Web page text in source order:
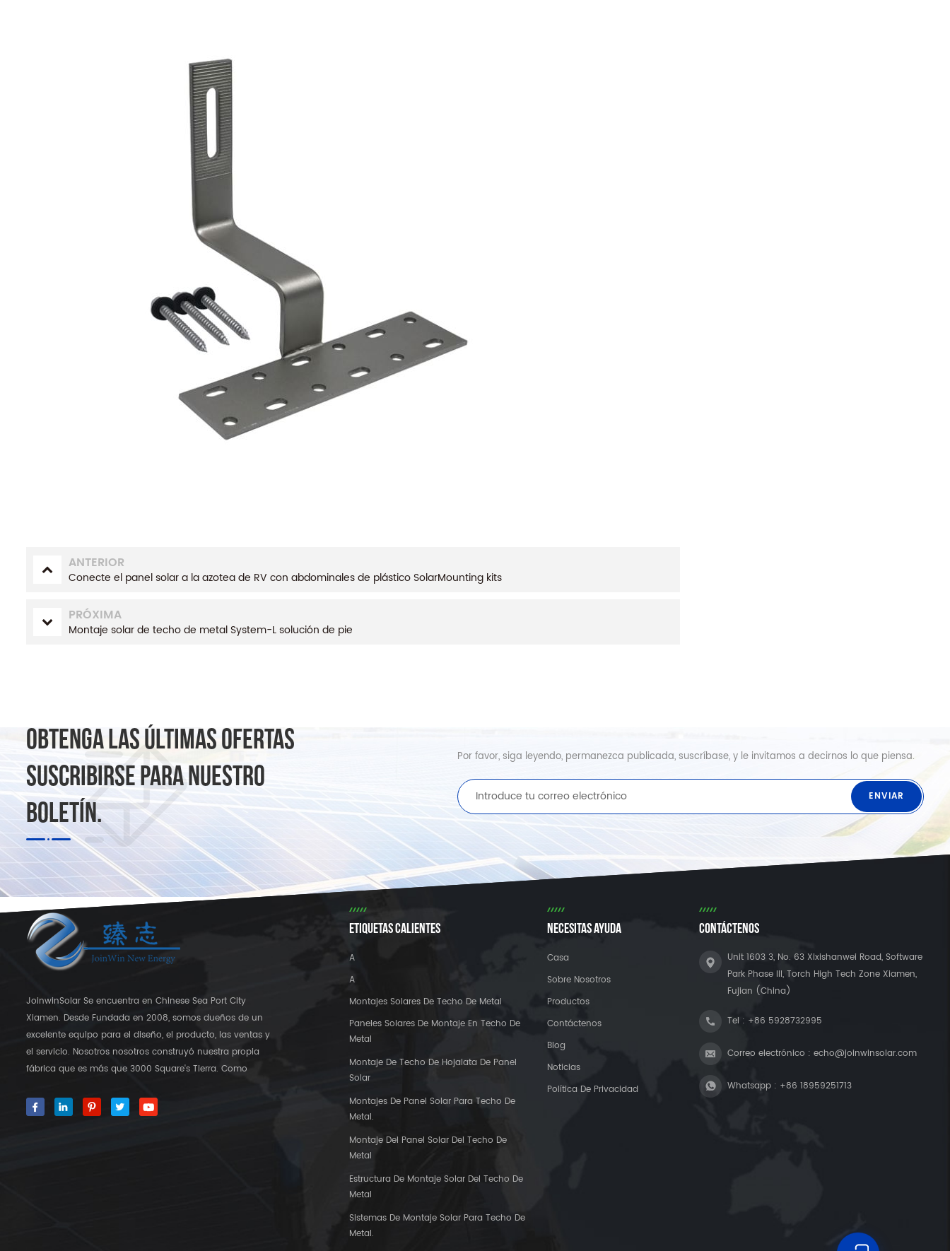
ANTERIOR
Conecte el panel solar a la azotea de RV con abdominales de plástico SolarMounting kits
PRÓXIMA
Montaje solar de techo de metal System-L solución de pie
OBTENGA LAS ÚLTIMAS OFERTAS
SUSCRIBIRSE PARA NUESTRO
BOLETÍN.
Por favor, siga leyendo, permanezca publicada, suscríbase, y le invitamos a decirnos lo que piensa.
JoinwinSolar Se encuentra en Chinese Sea Port City
Xiamen. Desde Fundada en 2008, somos dueños de un
excelente equipo para el diseño, el producto, las ventas y
el servicio. Nosotros nosotros construyó nuestra propia
fábrica que es más que 3000 Square's Tierra. Como
JoinwinSolar ha creado un valor agregado para los
clientes alrededor del mundo ◆ Nuestro producto
ETIQUETAS CALIENTES
A
A
Montajes Solares De Techo De Metal
Paneles Solares De Montaje En Techo De
Metal
Montaje De Techo De Hojalata De Panel
Solar
Montajes De Panel Solar Para Techo De
Metal.
Montaje Del Panel Solar Del Techo De
Metal
Estructura De Montaje Solar Del Techo De
Metal
Sistemas De Montaje Solar Para Techo De
Metal.
NECESITAS AYUDA
Casa
Sobre Nosotros
Productos
Contáctenos
Blog
Noticias
Política De Privacidad
CONTÁCTENOS
Unit 1603 3, No. 63 Xixishanwei Road, Software
Park Phase III, Torch High Tech Zone Xiamen,
Fujian (China)
Tel : +86 5928732995
Correo electrónico :echo@joinwinsolar.com
Whatsapp : +86 18959251713